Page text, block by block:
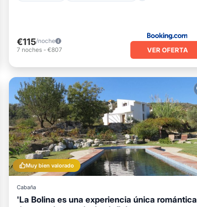
€115/noche
7 noches - €807 VER OFERTA
Muy bien valorado
Cabaña
'La Bolina es una experiencia única romántica